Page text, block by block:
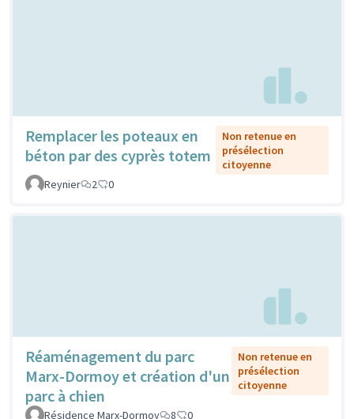
Remplacer les poteaux en
béton par des cyprès totem
Non retenue en
présélection
citoyenne
Reynier
2 0
Réaménagement du parc
Marx-Dormoy et création d'un
parc à chien
Non retenue en
présélection
citoyenne
Résidence Marx-Dormoy 8 0